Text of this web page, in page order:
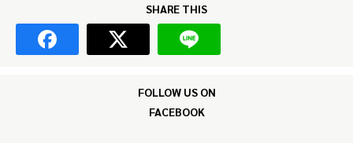
SHARE THIS
FOLLOW US ON
FACEBOOK